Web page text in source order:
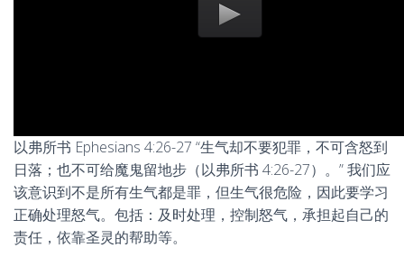
以弗所书 Ephesians 4:26-27 “生气却不要犯罪，不可含怒到
日落；也不可给魔鬼留地步（以弗所书 4:26-27）。” 我们应
该意识到不是所有生气都是罪，但生气很危险，因此要学习
正确处理怒气。包括：及时处理，控制怒气，承担起自己的
责任，依靠圣灵的帮助等。